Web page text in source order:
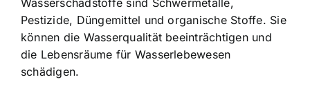
Wasserschadstoffe sind Schwermetalle,
Pestizide, Düngemittel und organische Stoffe. Sie
können die Wasserqualität beeinträchtigen und
die Lebensräume für Wasserlebewesen
schädigen.